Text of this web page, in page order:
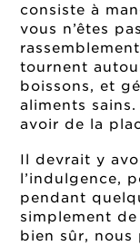
consiste à
vous n’êtes
tournent
boissons, et
aliments
avoir de la
Il devrait y
l’indulgence,
pendant
simplement
bien sûr, nous